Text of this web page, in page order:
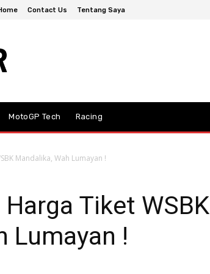
Contact Us Tentang Saya
MotoGP Tech Racing
Mandalika, Wah Lumayan !
Tiket WSBK
Lumayan !